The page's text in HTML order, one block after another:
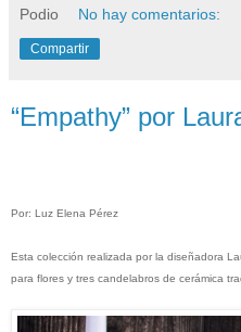
Podio No hay comentarios:
Compartir
“Empathy” por
Por: Luz Elena Pérez
Esta colección realizada por la diseñadora
para flores y tres candelabros de cerámica